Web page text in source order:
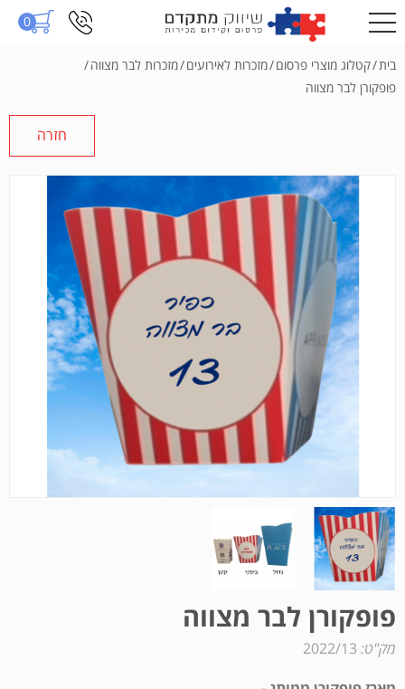
0
בית/קטלוג מוצרי פרסום/מזכרות לאירועים/מזכרות לבר מצווה/
פופקורן לבר מצווה
חזרה
פופקורן לבר מצווה
מק"ט: 2022/13